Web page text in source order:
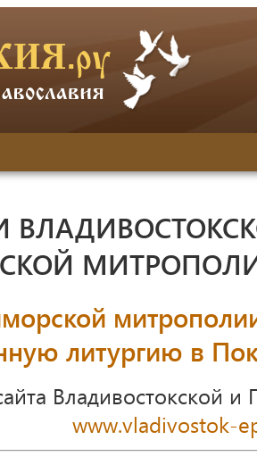
литургию в
Владивостокской
www.vladivostok-